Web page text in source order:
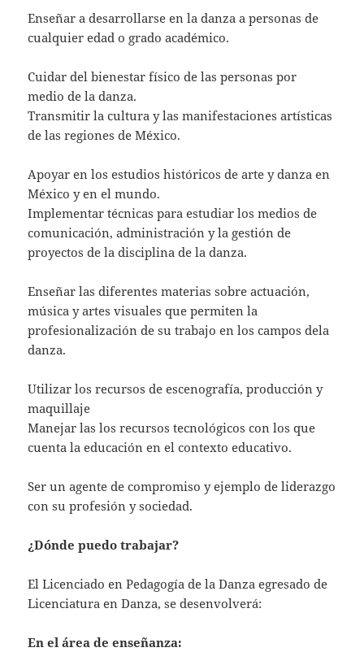
Enseñar a desarrollarse en la danza a personas de
cualquier edad o grado académico.
Cuidar del bienestar físico de las personas por
medio de la danza.
Transmitir la cultura y las manifestaciones artísticas
de las regiones de México.
Apoyar en los estudios históricos de arte y danza en
México y en el mundo.
Implementar técnicas para estudiar los medios de
comunicación, administración y la gestión de
proyectos de la disciplina de la danza.
Enseñar las diferentes materias sobre actuación,
música y artes visuales que permiten la
profesionalización de su trabajo en los campos dela
danza.
Utilizar los recursos de escenografía, producción y
maquillaje
Manejar las los recursos tecnológicos con los que
cuenta la educación en el contexto educativo.
Ser un agente de compromiso y ejemplo de liderazgo
con su profesión y sociedad.
¿Dónde puedo trabajar?
El Licenciado en Pedagogía de la Danza egresado de
Licenciatura en Danza, se desenvolverá:
En el área deenseñanza: